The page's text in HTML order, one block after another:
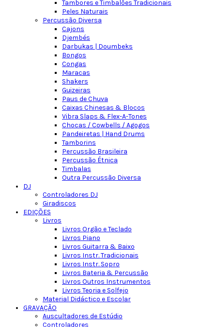
Tambores e Timbalões Tradicionais
Peles Naturais
Percussão Diversa
Cajons
Djembés
Darbukas | Doumbeks
Bongos
Congas
Maracas
Shakers
Guizeiras
Paus de Chuva
Caixas Chinesas & Blocos
Vibra Slaps & Flex-A-Tones
Chocas / Cowbells / Agogos
Pandeiretas | Hand Drums
Tamborins
Percussão Brasileira
Percussão Étnica
Timbalas
Outra Percussão Diversa
DJ
Controladores DJ
Giradiscos
EDIÇÕES
Livros
Livros Orgão e Teclado
Livros Piano
Livros Guitarra & Baixo
Livros Instr. Tradicionais
Livros Instr. Sopro
Livros Bateria & Percussão
Livros Outros Instrumentos
Livros Teoria e Solfejo
Material Didáctico e Escolar
GRAVAÇÃO
Auscultadores de Estúdio
Controladores